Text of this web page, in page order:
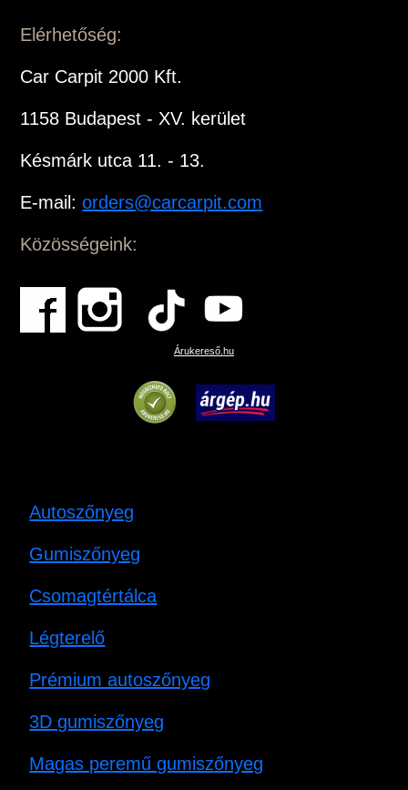
Elérhetőség:
Car Carpit 2000 Kft.
1158 Budapest - XV. kerület
Késmárk utca 11. - 13.
E-mail:orders@carcarpit.com
Közösségeink:
Árukereső.hu
Autoszőnyeg
Gumiszőnyeg
Csomagtértálca
Légterelő
Prémium autoszőnyeg
3D gumiszőnyeg
Magas peremű gumiszőnyeg